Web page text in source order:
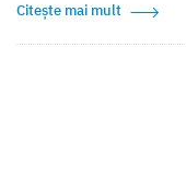
Citește mai mult